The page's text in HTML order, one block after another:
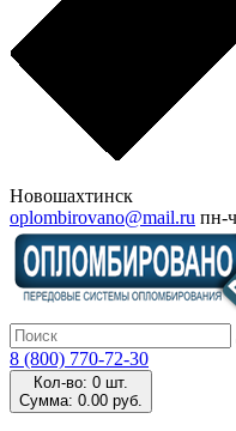
Новошахтинск
oplombirovano@mail.ru пн-
8 (800) 770-72-30
Кол-во: 0 шт.
Cумма: 0.00 руб.